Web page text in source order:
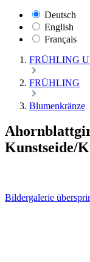
Deutsch
English
Français
FRÜHLING
FRÜHLING
Blumenkränze
Kunstseide/
Bildergalerie